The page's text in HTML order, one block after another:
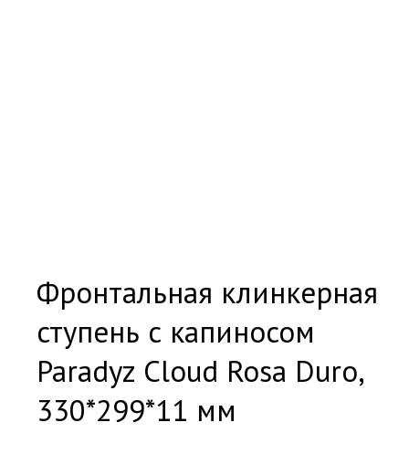
Фронтальная клинкерная
ступень с капиносом
Paradyz Cloud Rosa Duro,
330*299*11 мм